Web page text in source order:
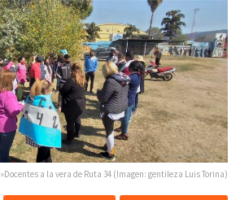
»Docentes a la vera de Ruta 34 (Imagen: gentileza Luis Torina)